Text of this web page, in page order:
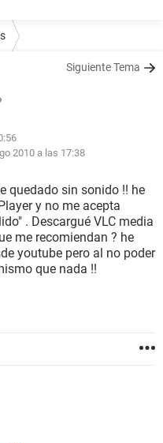
Siguiente Tema
2010 a las 17:38
quedado sin sonido !! he
y no me acepta
. Descargué VLC media
me recomiendan ? he
youtube pero al no poder
que nada !!